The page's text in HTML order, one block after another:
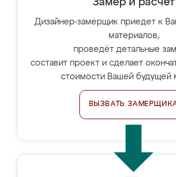
Замер и расчет
Дизайнер-замерщик приедет к
материалов,
проведёт детальные
составит проект и сделает
стоимости Вашей будущей
ВЫЗВАТЬ